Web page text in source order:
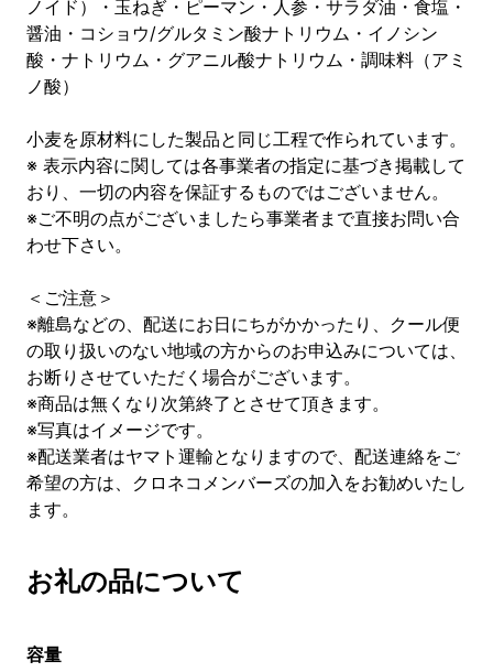
ノイド）・玉ねぎ・ピーマン・人参・サラダ油・食塩・
醤油・コショウ/グルタミン酸ナトリウム・イノシン
酸・ナトリウム・グアニル酸ナトリウム・調味料（アミ
ノ酸）
小麦を原材料にした製品と同じ工程で作られています。
※ 表示内容に関しては各事業者の指定に基づき掲載して
おり、一切の内容を保証するものではございません。
※ご不明の点がございましたら事業者まで直接お問い合
わせ下さい。
＜ご注意＞
※離島などの、配送にお日にちがかかったり、クール便
の取り扱いのない地域の方からのお申込みについては、
お断りさせていただく場合がございます。
※商品は無くなり次第終了とさせて頂きます。
※写真はイメージです。
※配送業者はヤマト運輸となりますので、配送連絡をご
希望の方は、クロネコメンバーズの加入をお勧めいたし
ます。
お礼の品について
容量